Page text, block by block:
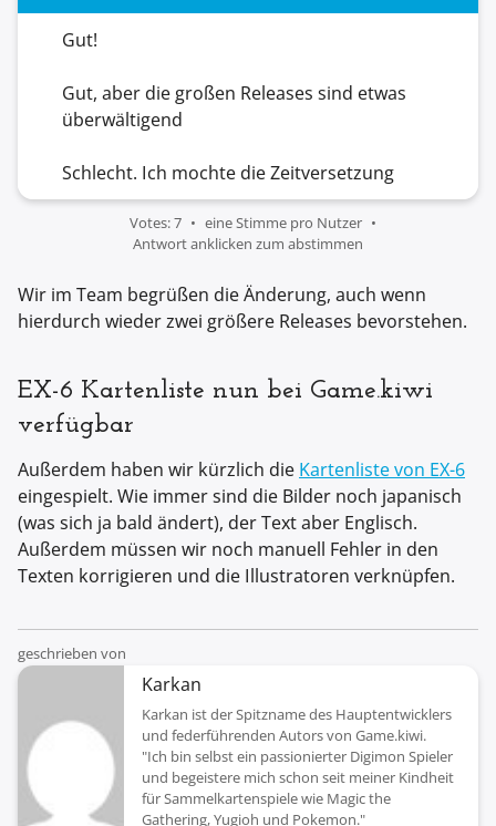
Gut!
Gut, aber die großen Releases sind etwas
überwältigend
Schlecht. Ich mochte die Zeitversetzung
Votes: 7
eine Stimme pro Nutzer
Antwort anklicken zum abstimmen
Wir im Team begrüßen die Änderung, auch wenn
hierdurch wieder zwei größere Releases bevorstehen.
EX-6 Kartenliste nun bei Game.kiwi
verfügbar
Außerdem haben wir kürzlich die Kartenliste von EX-6
eingespielt. Wie immer sind die Bilder noch japanisch
(was sich ja bald ändert), der Text aber Englisch.
Außerdem müssen wir noch manuell Fehler in den
Texten korrigieren und die Illustratoren verknüpfen.
geschrieben von
Karkan
Karkan ist der Spitzname des Hauptentwicklers
und federführenden Autors von Game.kiwi.
"Ich bin selbst ein passionierter Digimon Spieler
und begeistere mich schon seit meiner Kindheit
für Sammelkartenspiele wie Magic the
Gathering, Yugioh und Pokemon."